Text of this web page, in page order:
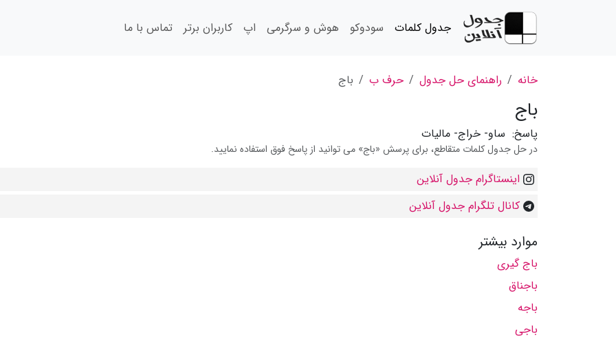
جدول کلمات سودوکو هوش و سرگرمی اپ کاربران برتر تماس با ما
خانه راهنمای حل جدول حرف ب باج
باج
پاسخ: ساو- خراج- مالیات
در حل جدول کلمات متقاطع، برای پرسش «باج» می توانید از پاسخ فوق استفاده نمایید.
اینستاگرام جدول آنلاین
کانال تلگرام جدول آنلاین
موارد بیشتر
باج گیری
باجناق
باجه
باجی